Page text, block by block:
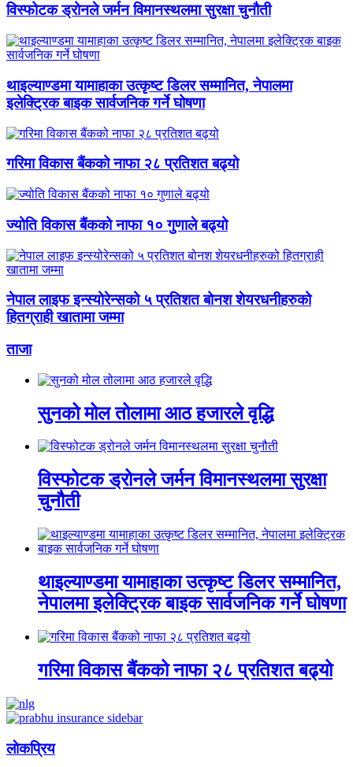
विस्फोटक ड्रोनले जर्मन विमानस्थलमा सुरक्षा चुनौती
थाइल्याण्डमा यामाहाका उत्कृष्ट डिलर सम्मानित, नेपालमा
इलेक्ट्रिक बाइक सार्वजनिक गर्ने घोषणा
गरिमा विकास बैंकको नाफा २८ प्रतिशत बढ्यो
ज्योति विकास बैंकको नाफा १० गुणाले बढ्यो
नेपाल लाइफ इन्स्योरेन्सको ५ प्रतिशत बोनश शेयरधनीहरुको
हितग्राही खातामा जम्मा
ताजा
सुनको मोल तोलामा आठ हजारले वृद्धि
विस्फोटक ड्रोनले जर्मन विमानस्थलमा सुरक्षा
चुनौती
थाइल्याण्डमा यामाहाका उत्कृष्ट डिलर सम्मानित,
नेपालमा इलेक्ट्रिक बाइक सार्वजनिक गर्ने घोषणा
गरिमा विकास बैंकको नाफा २८ प्रतिशत बढ्यो
लाेकप्रिय